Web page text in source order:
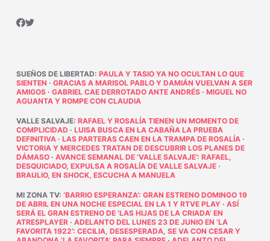
SUEÑOS DE LIBERTAD: PAULA Y TASIO YA NO OCULTAN LO QUE
SIENTEN · GRACIAS A MARISOL PABLO Y DAMIÁN VUELVAN A SER
AMIGOS· GABRIEL CAE DERROTADO ANTE ANDRÉS· MIGUEL NO
AGUANTA Y ROMPE CON CLAUDIA
VALLE SALVAJE: RAFAEL Y ROSALÍA TIENEN UN MOMENTO DE
COMPLICIDAD · LUISA BUSCA EN LA CABAÑA LA PRUEBA
DEFINITIVA· LAS PARTERAS CAEN EN LA TRAMPA DE ROSALÍA·
VICTORIA Y MERCEDES TRATAN DE DESCUBRIR LOS PLANES DE
DÁMASO· AVANCE SEMANAL DE ‘VALLE SALVAJE’: RAFAEL,
DESQUICIADO, EXPULSA A ROSALÍA DE VALLE SALVAJE·
BRAULIO, EN SHOCK, ESCUCHA A MANUELA
MI ZONA TV: ‘BARRIO ESPERANZA’: GRAN ESTRENO DOMINGO 19
DE ABRIL EN UNA NOCHE ESPECIAL EN LA 1 Y RTVE PLAY· ASÍ
SERÁ EL GRAN ESTRENO DE ‘LAS HIJAS DE LA CRIADA’ EN
ATRESPLAYER· ADELANTO DEL LUNES 23 DE JUNIO EN ‘LA
FAVORITA 1922’: CECILIA, DESESPERADA, SE VA CON CESAR Y